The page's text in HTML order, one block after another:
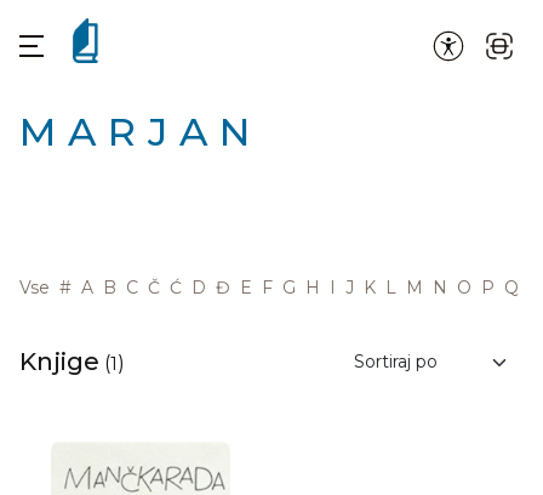
MARJAN
Vse # A B C Č Ć D Đ E F G H I J K L M N O P Q
Knjige (1)